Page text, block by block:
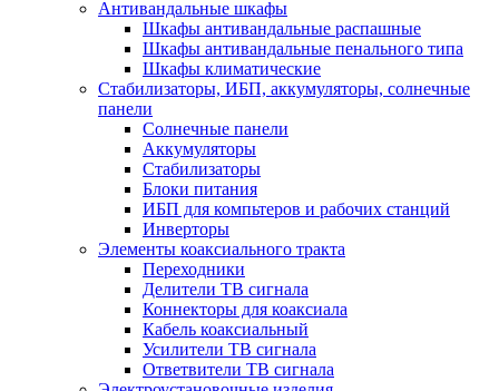
Антивандальные шкафы
Шкафы антивандальные распашные
Шкафы антивандальные пенального типа
Шкафы климатические
Стабилизаторы, ИБП, аккумуляторы, солнечные
панели
Солнечные панели
Аккумуляторы
Стабилизаторы
Блоки питания
ИБП для компьтеров и рабочих станций
Инверторы
Элементы коаксиального тракта
Переходники
Делители ТВ сигнала
Коннекторы для коаксиала
Кабель коаксиальный
Усилители ТВ сигнала
Ответвители ТВ сигнала